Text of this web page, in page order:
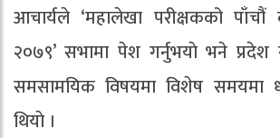
आचार्यले ‘महालेखा परीक्षकको पाँचौं
२०७९’ सभामा पेश गर्नुभयाे भने
समसामयिक विषयमा विशेष समयमा
थियाे ।